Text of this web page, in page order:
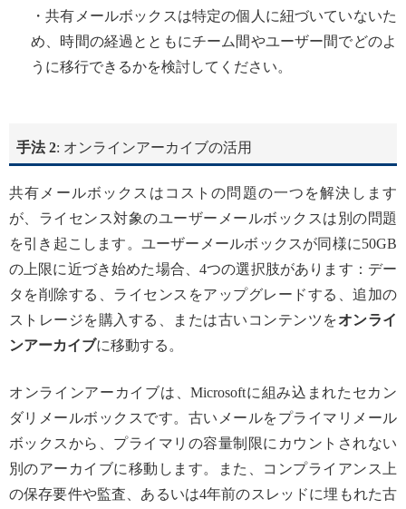
・共有メールボックスは特定の個人に紐づいていないた
め、時間の経過とともにチーム間やユーザー間でどのよ
うに移行できるかを検討してください。
手法 2: オンラインアーカイブの活用
共有メールボックスはコストの問題の一つを解決します
が、ライセンス対象のユーザーメールボックスは別の問題
を引き起こします。ユーザーメールボックスが同様に50GB
の上限に近づき始めた場合、4つの選択肢があります：デー
タを削除する、ライセンスをアップグレードする、追加の
ストレージを購入する、または古いコンテンツをオンライ
ンアーカイブに移動する。
オンラインアーカイブは、Microsoftに組み込まれたセカン
ダリメールボックスです。古いメールをプライマリメール
ボックスから、プライマリの容量制限にカウントされない
別のアーカイブに移動します。また、コンプライアンス上
の保存要件や監査、あるいは4年前のスレッドに埋もれた古